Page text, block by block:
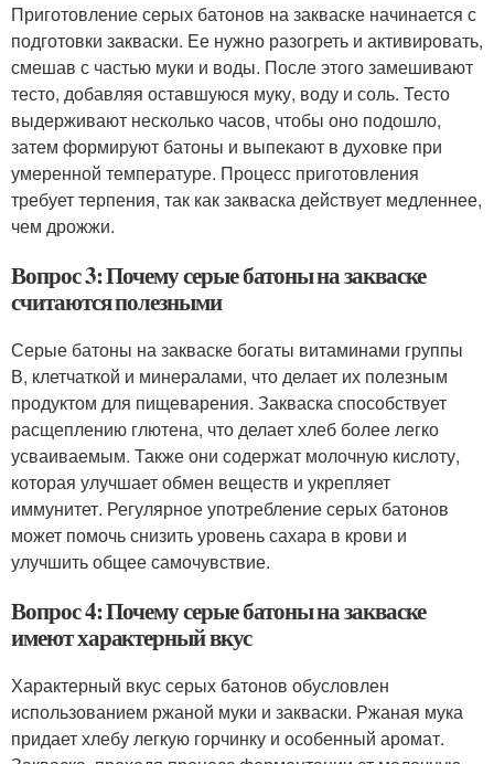
Приготовление серых батонов на закваске начинается с
подготовки закваски. Ее нужно разогреть и активировать,
смешав с частью муки и воды. После этого замешивают
тесто, добавляя оставшуюся муку, воду и соль. Тесто
выдерживают несколько часов, чтобы оно подошло,
затем формируют батоны и выпекают в духовке при
умеренной температуре. Процесс приготовления
требует терпения, так как закваска действует медленнее,
чем дрожжи.
Вопрос 3: Почему серые батоны на закваске
считаются полезными
Серые батоны на закваске богаты витаминами группы
В, клетчаткой и минералами, что делает их полезным
продуктом для пищеварения. Закваска способствует
расщеплению глютена, что делает хлеб более легко
усваиваемым. Также они содержат молочную кислоту,
которая улучшает обмен веществ и укрепляет
иммунитет. Регулярное употребление серых батонов
может помочь снизить уровень сахара в крови и
улучшить общее самочувствие.
Вопрос 4: Почему серые батоны на закваске
имеют характерный вкус
Характерный вкус серых батонов обусловлен
использованием ржаной муки и закваски. Ржаная мука
придает хлебу легкую горчинку и особенный аромат.